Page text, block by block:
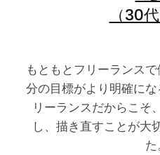
（30
もともとフリーランス
分の目標がより明確に
リーランスだからこそ
し、描き直すことが大
た